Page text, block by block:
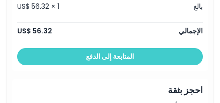
بالغ
US$ 56.32 × 1
الإجمالي US$ 56.32
المتابعة إلى الدفع
احجز بثقة